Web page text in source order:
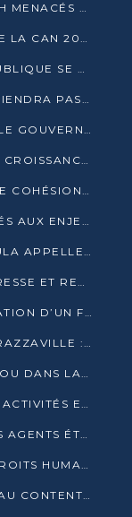
20.000 PATIENTS VIVANT AVEC LE VIH MENACÉS D’ARRÊT DE TRAITEMENT
AGL MOBILISE L’AFRIQUE AUTOUR DE LA CAN 2025
PRÉSIDENTIELLE 2026 : LA FORCE PUBLIQUE SE PRÉPARE À SÉCURISER LE SCRUTIN
LE SPECTACLE FORFAIT RIRE NE SE TIENDRA PAS LE 1ER JANVIER
SANTÉ REPRODUCTIVE : L’UNFPA ET LE GOUVERNEMENT AFFINENT LES PRIORITÉS DE 2026
PLUS DE 13 MILLIONS USD POUR UNE CROISSANCE VERTE ET SOUVERAINE
CONGO–HAND-BALL : LE TOURNOI DE COHÉSION ET DE FRATERNITÉ ALLUME SES LAMPIONS À BRAZZAVILLE
LES JOURNALISTES CONGOLAIS INITIÉS AUX ENJEUX DE L’ÉCONOMIE BLEUE
PRÉSIDENTIELLE 2026 : DAVE MAFOULA APPELLE LES CONGOLAIS À UN « NOUVEAU DÉPART »
LE CSLC RELANCE LES CARTES DE PRESSE ET RECONNAÎT OFFICIELLEMENT LES MÉDIAS EN LIGNE
MÉDIAS : LE CSLC ANNONCE LA CRÉATION D’UN FONDS D’APPUI À LA PRESSE
PRESIDENTIELLE 2026 AU CONGO-BRAZZAVILLE : UN CASTING ÉLARGI
LE CONGO PORTE SA VOIX À COTONOU DANS LA LUTTE CONTRE LA TUBERCULOSE
LA SOPRIM DRESSE LE BILAN DE SES ACTIVITÉS ET FIXE DE NOUVELLES PRIORITÉS
DGMRFE : 16 MOIS SANS SALAIRE, LES AGENTS ÉTOUFFENT DANS LE SILENCE
LE SLAM ÉLÈVE LA VOIX POUR LES DROITS HUMAINS À BRAZZAVILLE
JUSTICE : DES MAGISTRATS FORMÉS AU CONTENTIEUX DE LA PROPRIÉTÉ INTELLECTUELLE